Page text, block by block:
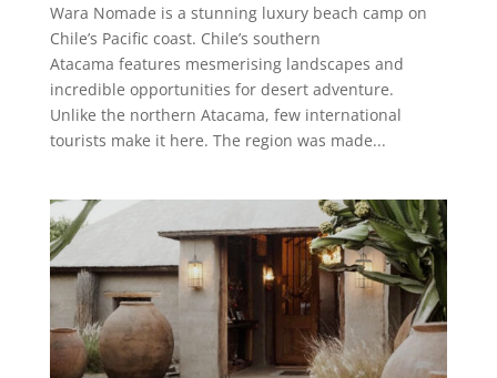
Wara Nomade is a stunning luxury beach camp on
Chile’s Pacific coast. Chile’s southern
Atacama features mesmerising landscapes and
incredible opportunities for desert adventure.
Unlike the northern Atacama, few international
tourists make it here. The region was made...